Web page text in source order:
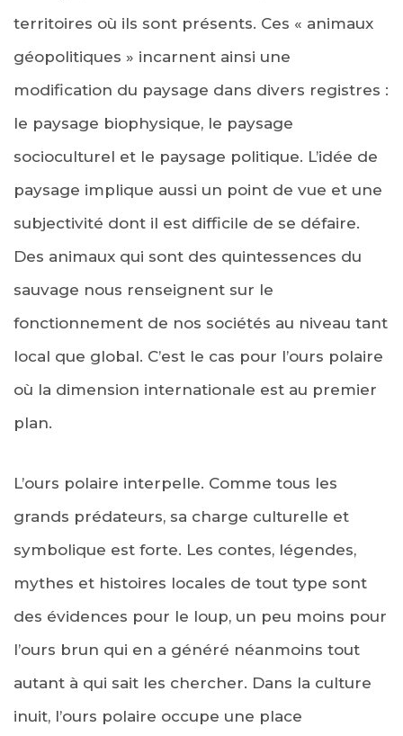
territoires où ils sont présents. Ces « animaux
géopolitiques » incarnent ainsi une
modification du paysage dans divers registres :
le paysage biophysique, le paysage
socioculturel et le paysage politique. L’idée de
paysage implique aussi un point de vue et une
subjectivité dont il est difficile de se défaire.
Des animaux qui sont des quintessences du
sauvage nous renseignent sur le
fonctionnement de nos sociétés au niveau tant
local que global. C’est le cas pour l’ours polaire
où la dimension internationale est au premier
plan.
L’ours polaire interpelle. Comme tous les
grands prédateurs, sa charge culturelle et
symbolique est forte. Les contes, légendes,
mythes et histoires locales de tout type sont
des évidences pour le loup, un peu moins pour
l’ours brun qui en a généré néanmoins tout
autant à qui sait les chercher. Dans la culture
inuit, l’ours polaire occupe une place